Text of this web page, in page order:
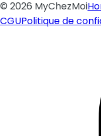
© 2026 MyChezMoi
CGUPolitique de